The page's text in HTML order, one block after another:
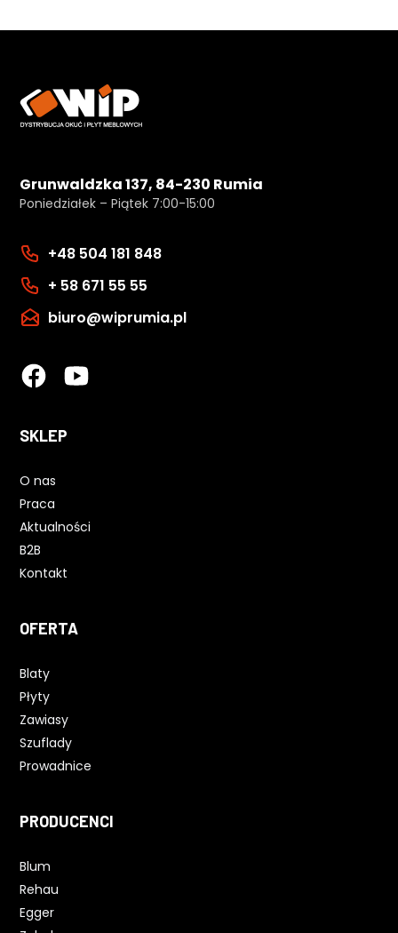
Grunwaldzka 137, 84-230 Rumia
Poniedziałek – Piątek 7:00-15:00
+48 504 181 848
+ 58 671 55 55
biuro@wiprumia.pl
SKLEP
O nas
Praca
Aktualności
B2B
Kontakt
OFERTA
Blaty
Płyty
Zawiasy
Szuflady
Prowadnice
PRODUCENCI
Blum
Rehau
Egger